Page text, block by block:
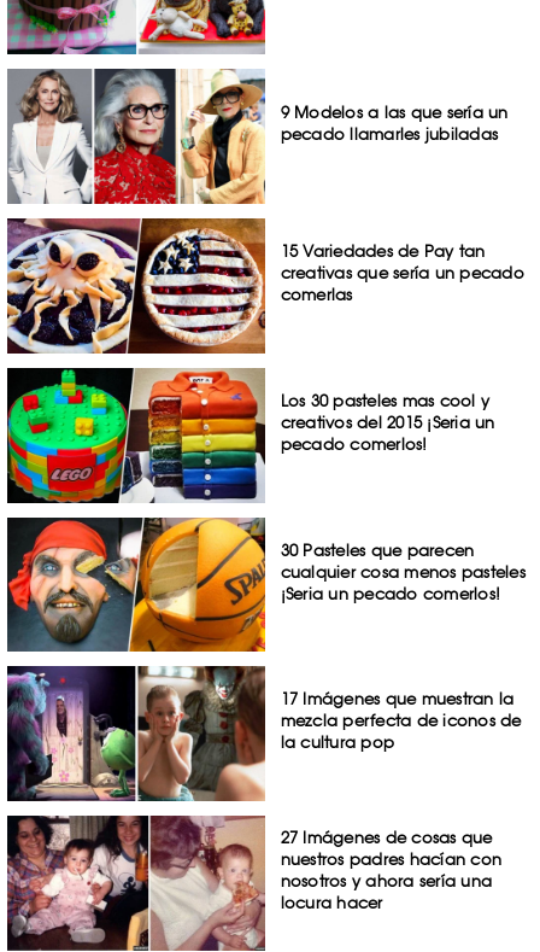
9 Modelos a las que sería un
pecado llamarles jubiladas
15 Variedades de Pay tan
creativas que sería un pecado
comerlas
Los 30 pasteles mas cool y
creativos del 2015 ¡Seria un
pecado comerlos!
30 Pasteles que parecen
cualquier cosa menos pasteles
¡Seria un pecado comerlos!
17 Imágenes que muestran la
mezcla perfecta de iconos de
la cultura pop
27 Imágenes de cosas que
nuestros padres hacían con
nosotros y ahora sería una
locura hacer